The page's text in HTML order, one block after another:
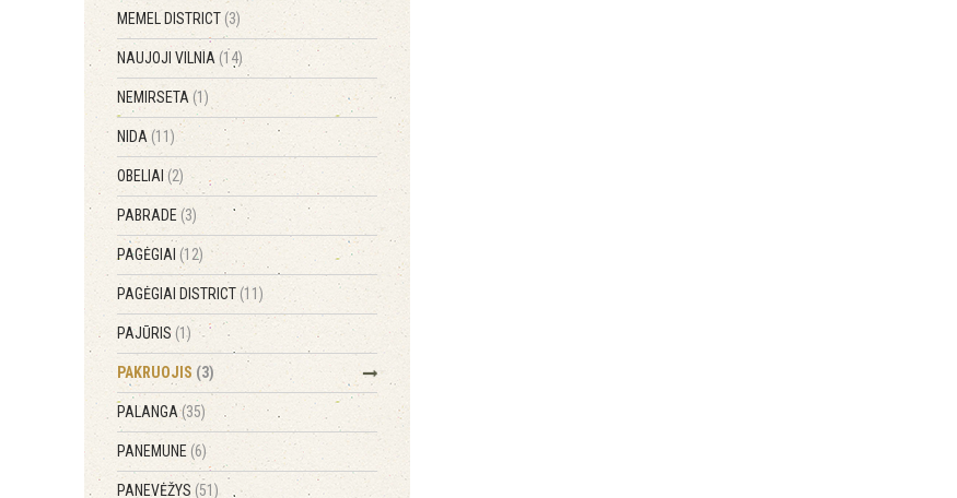
MEMEL DISTRICT (3)
NAUJOJI VILNIA (14)
NEMIRSETA (1)
NIDA (11)
OBELIAI(2)
PABRADE (3)
PAGĖGIAI (12)
PAGĖGIAI DISTRICT (11)
PAJŪRIS(1)
PAKRUOJIS (3)
PALANGA(35)
PANEMUNE (6)
PANEVĖŽYS (51)